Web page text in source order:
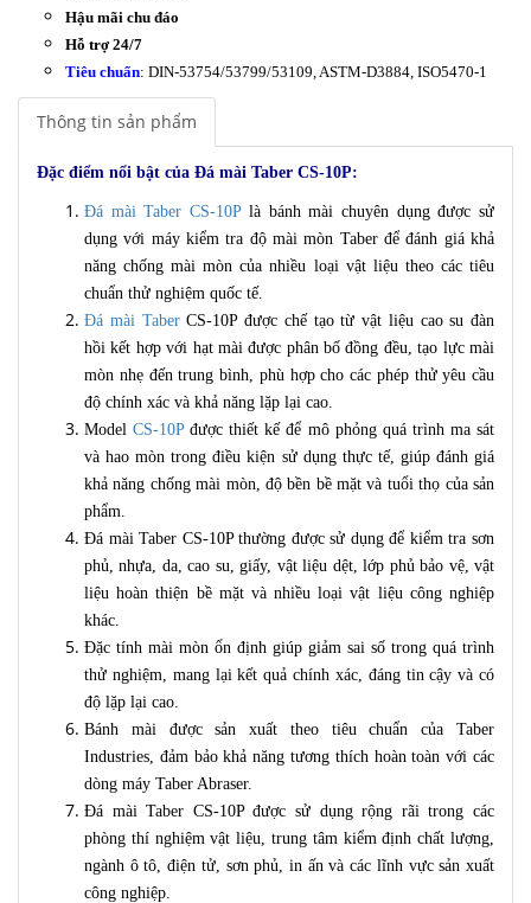
Hậu mãi chu đáo
Hỗ trợ 24/7
Tiêu chuẩn: DIN-53754/53799/53109, ASTM-D3884, ISO5470-1
Thông tin sản phẩm
Đặc điểm nổi bật của Đá mài Taber CS-10P:
Đá mài Taber CS-10Plà bánh mài chuyên dụng được sử
dụng với máy kiểm tra độ mài mòn Taber để đánh giá khả
năng chống mài mòn của nhiều loại vật liệu theo các tiêu
chuẩn thử nghiệm quốc tế.
Đá mài TaberCS-10P được chế tạo từ vật liệu cao su đàn
hồi kết hợp với hạt mài được phân bố đồng đều, tạo lực mài
mòn nhẹ đến trung bình, phù hợp cho các phép thử yêu cầu
độ chính xác và khả năng lặp lại cao.
ModelCS-10Pđược thiết kế để mô phỏng quá trình ma sát
và hao mòn trong điều kiện sử dụng thực tế, giúp đánh giá
khả năng chống mài mòn, độ bền bề mặt và tuổi thọ của sản
phẩm.
Đá mài Taber CS-10P thường được sử dụng để kiểm tra sơn
phủ, nhựa, da, cao su, giấy, vật liệu dệt, lớp phủ bảo vệ, vật
liệu hoàn thiện bề mặt và nhiều loại vật liệu công nghiệp
khác.
Đặc tính mài mòn ổn định giúp giảm sai số trong quá trình
thử nghiệm, mang lại kết quả chính xác, đáng tin cậy và có
độ lặp lại cao.
Bánh mài được sản xuất theo tiêu chuẩn của Taber
Industries, đảm bảo khả năng tương thích hoàn toàn với các
dòng máy Taber Abraser.
Đá mài Taber CS-10P được sử dụng rộng rãi trong các
phòng thí nghiệm vật liệu, trung tâm kiểm định chất lượng,
ngành ô tô, điện tử, sơn phủ, in ấn và các lĩnh vực sản xuất
công nghiệp.